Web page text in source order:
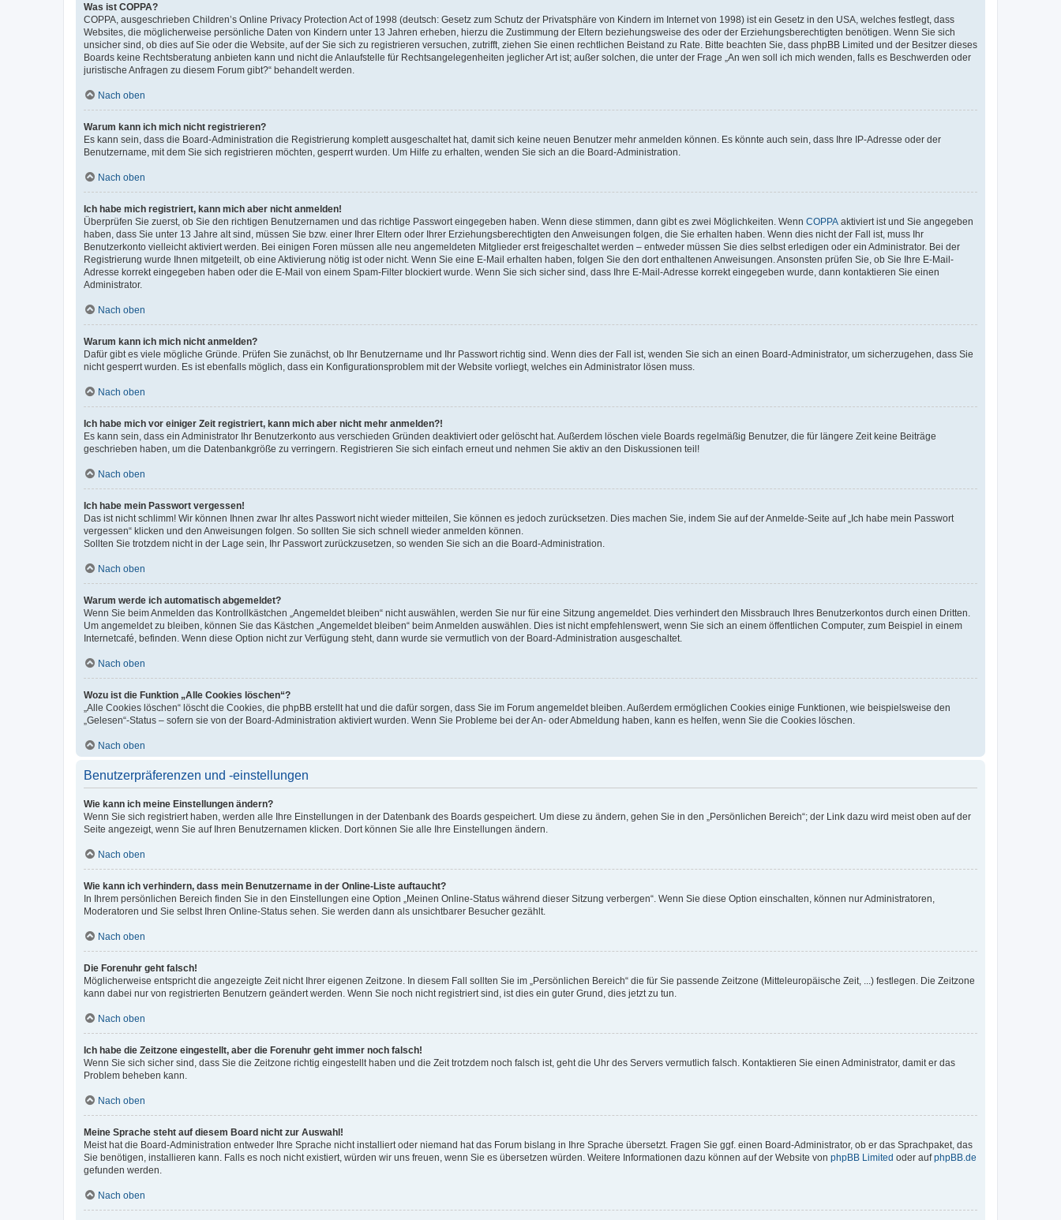
Was ist COPPA?
COPPA, ausgeschrieben Children’s Online Privacy Protection Act of 1998 (deutsch: Gesetz zum Schutz der Privatsphäre von Kindern im Internet von 1998) ist ein Gesetz in den USA, welches festlegt, dass
Websites, die möglicherweise persönliche Daten von Kindern unter 13 Jahren erheben, hierzu die Zustimmung der Eltern beziehungsweise des oder der Erziehungsberechtigten benötigen. Wenn Sie sich
unsicher sind, ob dies auf Sie oder die Website, auf der Sie sich zu registrieren versuchen, zutrifft, ziehen Sie einen rechtlichen Beistand zu Rate. Bitte beachten Sie, dass phpBB Limited und der Besitzer dieses
Boards keine Rechtsberatung anbieten kann und nicht die Anlaufstelle für Rechtsangelegenheiten jeglicher Art ist; außer solchen, die unter der Frage „An wen soll ich mich wenden, falls es Beschwerden oder
juristische Anfragen zu diesem Forum gibt?“ behandelt werden.
Nach oben
Warum kann ich mich nicht registrieren?
Es kann sein, dass die Board-Administration die Registrierung komplett ausgeschaltet hat, damit sich keine neuen Benutzer mehr anmelden können. Es könnte auch sein, dass Ihre IP-Adresse oder der
Benutzername, mit dem Sie sich registrieren möchten, gesperrt wurden. Um Hilfe zu erhalten, wenden Sie sich an die Board-Administration.
Nach oben
Ich habe mich registriert, kann mich aber nicht anmelden!
Überprüfen Sie zuerst, ob Sie den richtigen Benutzernamen und das richtige Passwort eingegeben haben. Wenn diese stimmen, dann gibt es zwei Möglichkeiten. Wenn COPPA aktiviert ist und Sie angegeben
haben, dass Sie unter 13 Jahre alt sind, müssen Sie bzw. einer Ihrer Eltern oder Ihrer Erziehungsberechtigten den Anweisungen folgen, die Sie erhalten haben. Wenn dies nicht der Fall ist, muss Ihr
Benutzerkonto vielleicht aktiviert werden. Bei einigen Foren müssen alle neu angemeldeten Mitglieder erst freigeschaltet werden – entweder müssen Sie dies selbst erledigen oder ein Administrator. Bei der
Registrierung wurde Ihnen mitgeteilt, ob eine Aktivierung nötig ist oder nicht. Wenn Sie eine E-Mail erhalten haben, folgen Sie den dort enthaltenen Anweisungen. Ansonsten prüfen Sie, ob Sie Ihre E-Mail-
Adresse korrekt eingegeben haben oder die E-Mail von einem Spam-Filter blockiert wurde. Wenn Sie sich sicher sind, dass Ihre E-Mail-Adresse korrekt eingegeben wurde, dann kontaktieren Sie einen
Administrator.
Nach oben
Warum kann ich mich nicht anmelden?
Dafür gibt es viele mögliche Gründe. Prüfen Sie zunächst, ob Ihr Benutzername und Ihr Passwort richtig sind. Wenn dies der Fall ist, wenden Sie sich an einen Board-Administrator, um sicherzugehen, dass Sie
nicht gesperrt wurden. Es ist ebenfalls möglich, dass ein Konfigurationsproblem mit der Website vorliegt, welches ein Administrator lösen muss.
Nach oben
Ich habe mich vor einiger Zeit registriert, kann mich aber nicht mehr anmelden?!
Es kann sein, dass ein Administrator Ihr Benutzerkonto aus verschieden Gründen deaktiviert oder gelöscht hat. Außerdem löschen viele Boards regelmäßig Benutzer, die für längere Zeit keine Beiträge
geschrieben haben, um die Datenbankgröße zu verringern. Registrieren Sie sich einfach erneut und nehmen Sie aktiv an den Diskussionen teil!
Nach oben
Ich habe mein Passwort vergessen!
Das ist nicht schlimm! Wir können Ihnen zwar Ihr altes Passwort nicht wieder mitteilen, Sie können es jedoch zurücksetzen. Dies machen Sie, indem Sie auf der Anmelde-Seite auf „Ich habe mein Passwort
vergessen“ klicken und den Anweisungen folgen. So sollten Sie sich schnell wieder anmelden können.
Sollten Sie trotzdem nicht in der Lage sein, Ihr Passwort zurückzusetzen, so wenden Sie sich an die Board-Administration.
Nach oben
Warum werde ich automatisch abgemeldet?
Wenn Sie beim Anmelden das Kontrollkästchen „Angemeldet bleiben“ nicht auswählen, werden Sie nur für eine Sitzung angemeldet. Dies verhindert den Missbrauch Ihres Benutzerkontos durch einen Dritten.
Um angemeldet zu bleiben, können Sie das Kästchen „Angemeldet bleiben“ beim Anmelden auswählen. Dies ist nicht empfehlenswert, wenn Sie sich an einem öffentlichen Computer, zum Beispiel in einem
Internetcafé, befinden. Wenn diese Option nicht zur Verfügung steht, dann wurde sie vermutlich von der Board-Administration ausgeschaltet.
Nach oben
Wozu ist die Funktion „Alle Cookies löschen“?
„Alle Cookies löschen“ löscht die Cookies, die phpBB erstellt hat und die dafür sorgen, dass Sie im Forum angemeldet bleiben. Außerdem ermöglichen Cookies einige Funktionen, wie beispielsweise den
„Gelesen“-Status – sofern sie von der Board-Administration aktiviert wurden. Wenn Sie Probleme bei der An- oder Abmeldung haben, kann es helfen, wenn Sie die Cookies löschen.
Nach oben
Benutzerpräferenzen und -einstellungen
Wie kann ich meine Einstellungen ändern?
Wenn Sie sich registriert haben, werden alle Ihre Einstellungen in der Datenbank des Boards gespeichert. Um diese zu ändern, gehen Sie in den „Persönlichen Bereich“; der Link dazu wird meist oben auf der
Seite angezeigt, wenn Sie auf Ihren Benutzernamen klicken. Dort können Sie alle Ihre Einstellungen ändern.
Nach oben
Wie kann ich verhindern, dass mein Benutzername in der Online-Liste auftaucht?
In Ihrem persönlichen Bereich finden Sie in den Einstellungen eine Option „Meinen Online-Status während dieser Sitzung verbergen“. Wenn Sie diese Option einschalten, können nur Administratoren,
Moderatoren und Sie selbst Ihren Online-Status sehen. Sie werden dann als unsichtbarer Besucher gezählt.
Nach oben
Die Forenuhr geht falsch!
Möglicherweise entspricht die angezeigte Zeit nicht Ihrer eigenen Zeitzone. In diesem Fall sollten Sie im „Persönlichen Bereich“ die für Sie passende Zeitzone (Mitteleuropäische Zeit, ...) festlegen. Die Zeitzone
kann dabei nur von registrierten Benutzern geändert werden. Wenn Sie noch nicht registriert sind, ist dies ein guter Grund, dies jetzt zu tun.
Nach oben
Ich habe die Zeitzone eingestellt, aber die Forenuhr geht immer noch falsch!
Wenn Sie sich sicher sind, dass Sie die Zeitzone richtig eingestellt haben und die Zeit trotzdem noch falsch ist, geht die Uhr des Servers vermutlich falsch. Kontaktieren Sie einen Administrator, damit er das
Problem beheben kann.
Nach oben
Meine Sprache steht auf diesem Board nicht zur Auswahl!
Meist hat die Board-Administration entweder Ihre Sprache nicht installiert oder niemand hat das Forum bislang in Ihre Sprache übersetzt. Fragen Sie ggf. einen Board-Administrator, ob er das Sprachpaket, das
Sie benötigen, installieren kann. Falls es noch nicht existiert, würden wir uns freuen, wenn Sie es übersetzen würden. Weitere Informationen dazu können auf der Website von phpBB Limited oder aufphpBB.de
gefunden werden.
Nach oben